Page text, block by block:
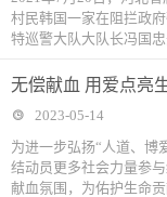
村民韩国一家在阻拦政
特巡警大队大队长冯国
无偿献血 用爱点亮
2023-05-14
为进一步弘扬“人道、博
结动员更多社会力量参
献血氛围，为佑护生命